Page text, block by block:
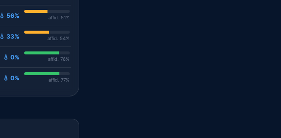
💧 56% affid. 51%
💧 33% affid. 54%
💧 0% affid. 76%
💧 0% affid. 77%